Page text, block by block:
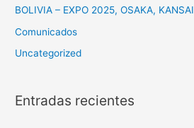
:BOLIVIA – EXPO 2025, OSAKA, KANSAI
Comunicados
Uncategorized
Entradas recientes